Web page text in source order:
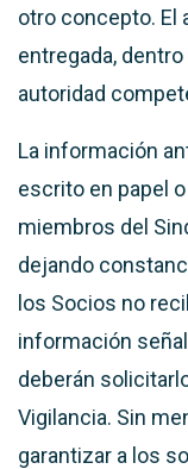
otro concepto. El
entregada,
autoridad
La información
escrito en papel
miembros del
dejando
los Socios no
información
deberán
Vigilancia. Sin
garantizar a los